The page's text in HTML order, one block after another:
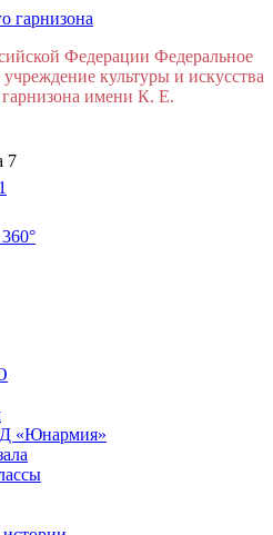
Федерации Федеральное
культуры и искусства
имени К. Е.
7
«Юнармия»